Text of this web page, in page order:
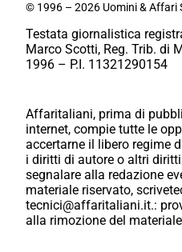
© 1996 – 2026 Uomini & Affari
Testata giornalistica
Marco Scotti, Reg. Trib. di
1996 – P.I. 11321290154
Affaritaliani, prima di
internet, compie tutte le
accertarne il libero regime
i diritti di autore o altri
segnalare alla redazione
materiale riservato,
tecnici@affaritaliani.it.:
alla rimozione del